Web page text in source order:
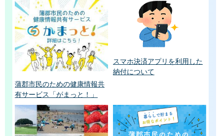
蒲郡市民のための健康情報共
有サービス「がまっと！」
スマホ決済アプリを利用した
納付について